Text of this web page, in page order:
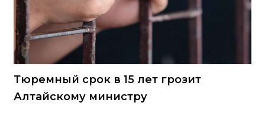
Тюремный срок в 15 лет грозит
Алтайскому министру